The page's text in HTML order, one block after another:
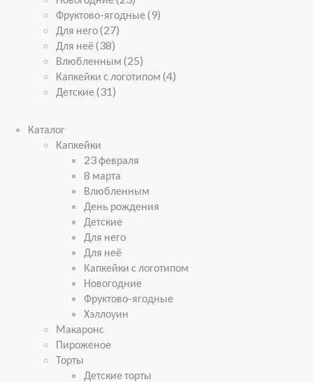
Фруктово-ягодные(9)
Для него(27)
Для неё(38)
Влюбленным (25)
Капкейки с логотипом (4)
Детские(31)
Каталог
Капкейки
23 февраля
8 марта
Влюбленным
День рождения
Детские
Для него
Для неё
Капкейки с логотипом
Новогодние
Фруктово-ягодные
Хэллоуин
Макаронс
Пироженое
Торты
Детские торты